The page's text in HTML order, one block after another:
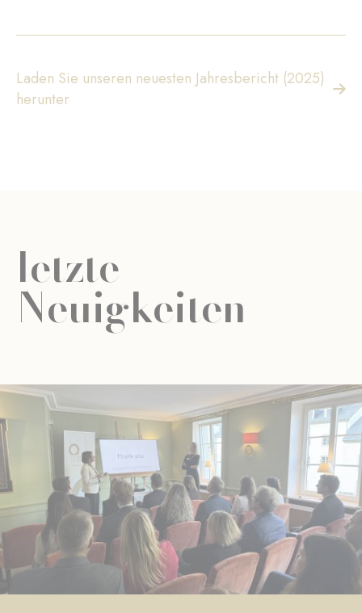
Laden Sie unseren neuesten Jahresbericht (2025)
herunter
letzte
Neuigkeiten
UNIVERSELLE BILDUNG